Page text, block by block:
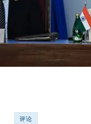
评论